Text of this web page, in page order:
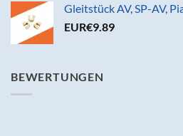
Gleitstück AV, SP-AV,
EUR€9.89
BEWERTUNGEN